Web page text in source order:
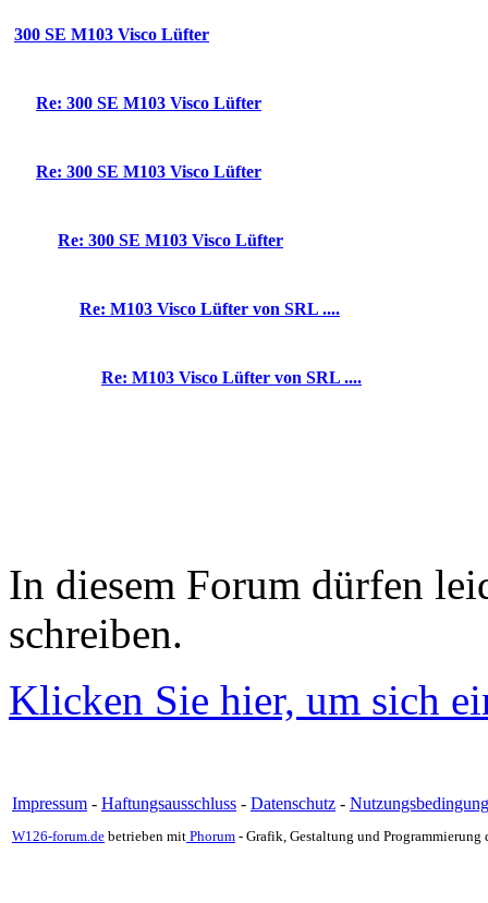
300 SE M103 Visco Lüfter
Re: 300 SE M103 Visco Lüfter
Re: 300 SE M103 Visco Lüfter
Re: 300 SE M103 Visco Lüfter
Re: M103 Visco Lüfter von SRL ....
Re: M103 Visco Lüfter von SRL ....
In diesem Forum dürfen
schreiben.
Klicken Sie hier, um sich
Impressum - Haftungsausschluss - Datenschutz -
W126-forum.de betrieben mit Phorum - Grafik, Gestaltung und Programmierung